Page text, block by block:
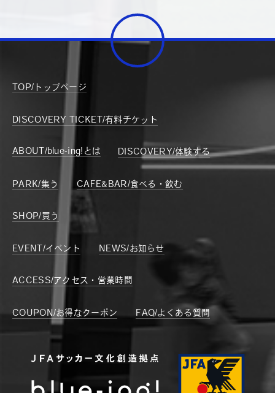
TOP/トップページ
DISCOVERY TICKET/有料チケット
ABOUT/blue-ing!とは DISCOVERY/体験する
PARK/集う CAFE&BAR/食べる・飲む
SHOP/買う
EVENT/イベント NEWS/お知らせ
ACCESS/アクセス・営業時間
COUPON/お得なクーポン FAQ/よくある質問